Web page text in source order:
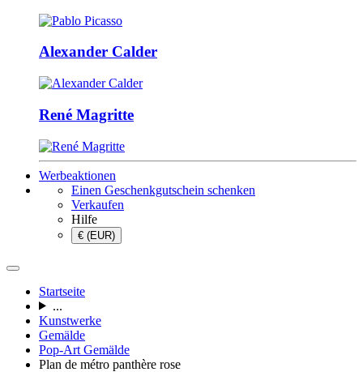
Alexander Calder
René Magritte
Werbeaktionen
Einen Geschenkgutschein schenken
Verkaufen
Hilfe
€ (EUR)
Startseite
...
Kunstwerke
Gemälde
Pop-Art Gemälde
Plan de métro panthère rose